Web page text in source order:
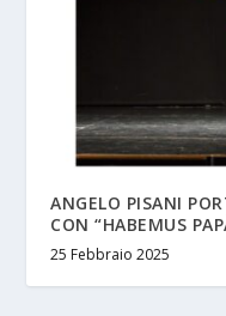
ANGELO PISANI
CON “HABEMUS
25 Febbraio 2025